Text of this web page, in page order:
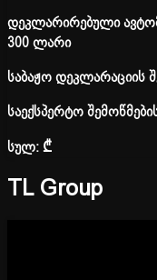
დეკლარირებული
300 ლარი
საბაჟო დეკლარაციის
საექსპერტო
სულ:₾
TL Group